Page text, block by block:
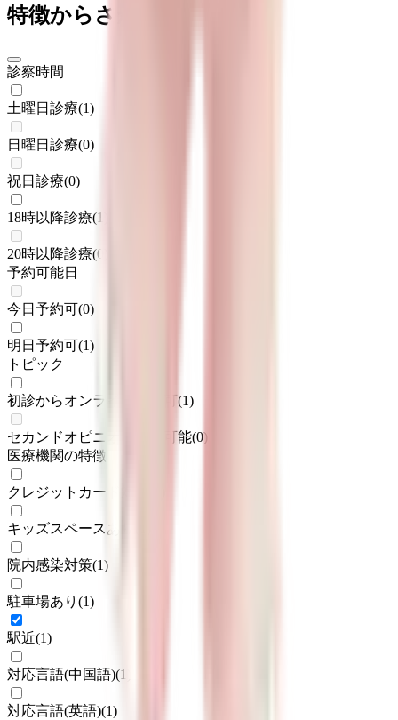
特徴からさがす
診察時間
土曜日診療(1)
日曜日診療(0)
祝日診療(0)
18時以降診療(1
20時以降診療(0
予約可能日
今日予約可(0)
明日予約可(1)
トピック
初診からオンライン診療可(1)
セカンドオピニオン対応可能(0)
医療機関の特徴
クレジットカード対応
キッズスペースあり
院内感染対策(1)
駐車場あり (1)
駅近(1)
対応言語(中国語)(1
対応言語(英語)(1)